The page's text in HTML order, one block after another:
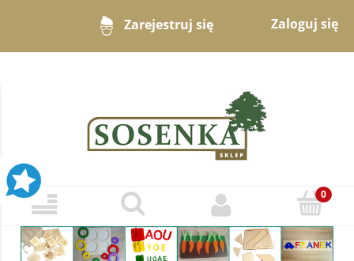
Zarejestruj się Zaloguj się